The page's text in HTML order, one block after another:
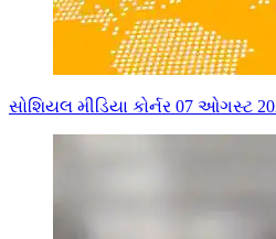
સોશિયલ મીડિયા કોર્નર 07 ઓગસ્ટ